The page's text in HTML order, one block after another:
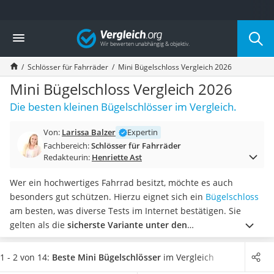
Die beliebtesten Vergleiche nach Kategorie
Freizeit & Sport
Gartentrampolin
Trampolin
Metalldetektor
Eufab-Fahrradträger
Trampolin 366 cm
Aluminium-Koffer
Futterboot
E-Bike-Dreirad
Trekkingschuhe Herren
Reisetasche mit Rollen
Klimmzugstation
Koffer
Nachtsichtgerät
Vergleich
Schlösser für Fahrräder Mini Bügelschloss Vergleich 2026
Mini Bügelschloss Vergleich 2026
Die besten kleinen Bügelschlösser im Vergleich.
Von: Larissa Balzer
Expertin
Fachbereich:Schlösser für Fahrräder
Redakteurin: Henriette Ast
Wer ein hochwertiges Fahrrad besitzt, möchte es auch
besonders gut schützen. Hierzu eignet sich ein Bügelschloss
am besten, was diverse Tests im Internet bestätigen. Sie
gelten als die sicherste Variante unter den
Fahrradschlössernund es gibt Sie auch als Mini-
Bügelschloss.Welche Sicherheitsmerkmale ein Mini-
1 - 2 von 14: Beste Mini Bügelschlösser im Vergleich